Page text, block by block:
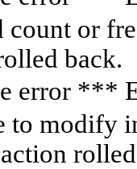
or
back.
error ***
to modify